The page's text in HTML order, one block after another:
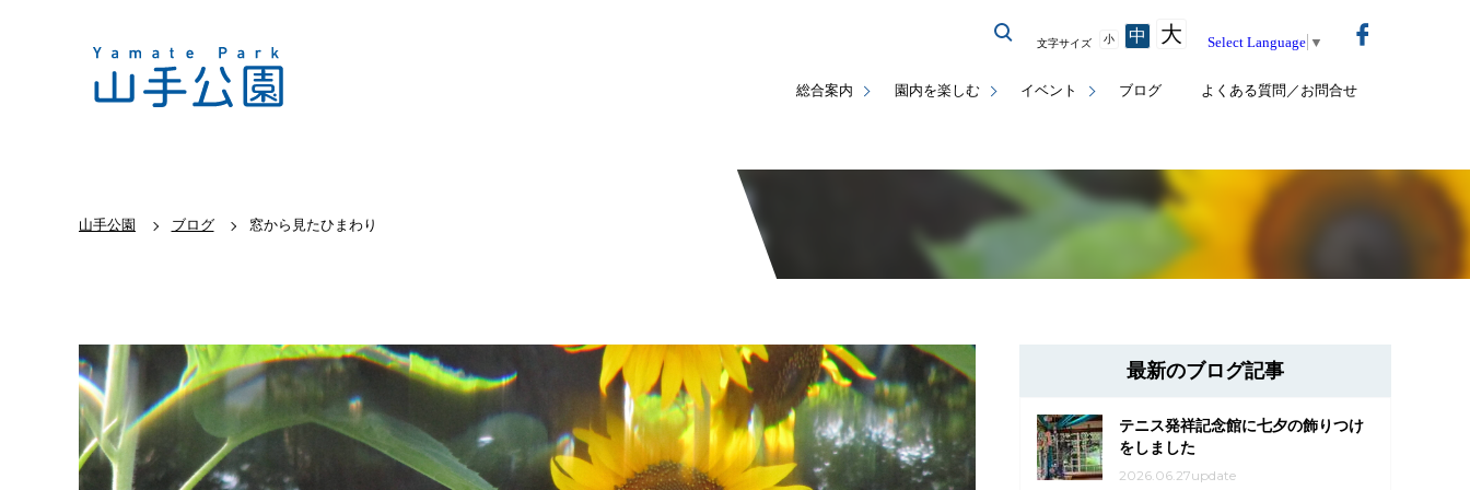
総合案内 園内を楽しむ イベント ブログ よくある質問／お問合せ
文字サイズ 小 中 大 Select Language ▼
山手公園 ブログ 窓から見たひまわり
最新のブログ記事
テニス発祥記念館に七夕の飾りつけ
をしました
2026.06.27update